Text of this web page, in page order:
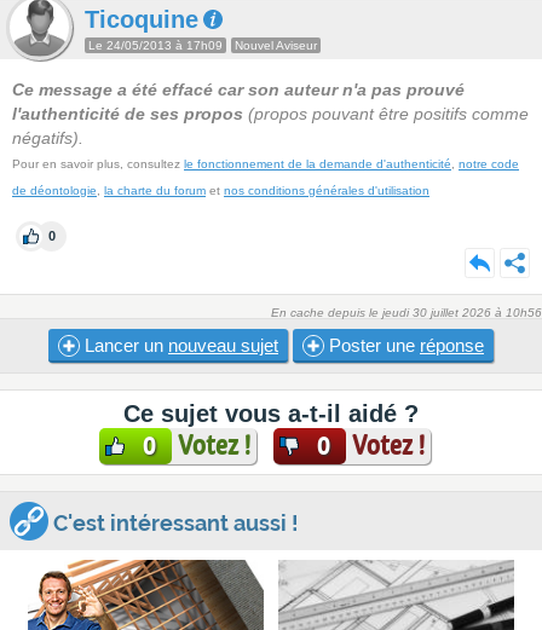
Ticoquine
Le 24/05/2013 à 17h09 Nouvel Aviseur
Ce message a été effacé car son auteur n'a pas prouvé
l'authenticité de ses propos (propos pouvant être positifs comme
négatifs).
Pour en savoir plus, consultez le fonctionnement de la demande d'authenticité
notre code
de déontologie
la charte du forum et nos conditions générales d'utilisation
0
En cache depuis le jeudi 30 juillet 2026 à 10h56
Lancer un nouveau sujet Poster une réponse
Ce sujet vous a-t-il aidé ?
0 Votez ! 0 Votez !
C'est intéressant aussi !